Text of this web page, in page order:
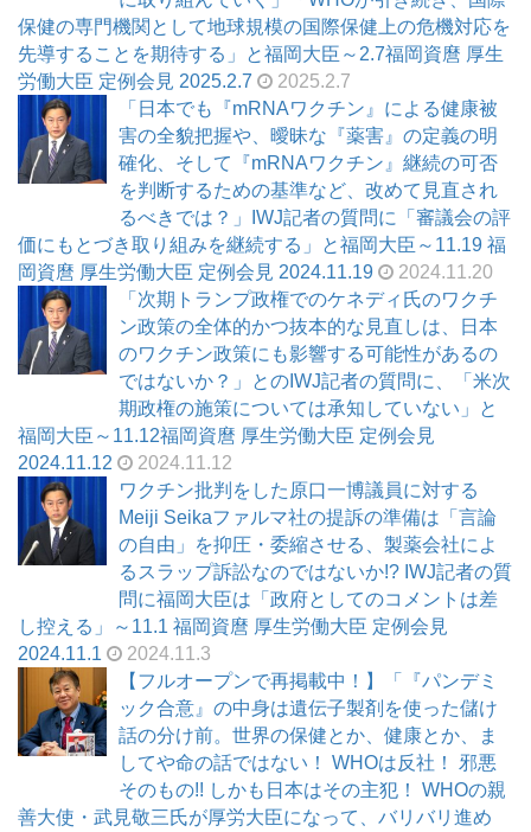
保健の専門機関として地球規模の国際保健上の危機対応を
先導することを期待する」と福岡大臣～2.7福岡資麿 厚生
労働大臣 定例会見 2025.2.7
2025.2.7
「日本でも『mRNAワクチン』による健康被
害の全貌把握や、曖昧な『薬害』の定義の明
確化、そして『mRNAワクチン』継続の可否
を判断するための基準など、改めて見直され
るべきでは？」IWJ記者の質問に「審議会の評
価にもとづき取り組みを継続する」と福岡大臣～11.19 福
岡資麿 厚生労働大臣 定例会見 2024.11.19
2024.11.20
「次期トランプ政権でのケネディ氏のワクチ
ン政策の全体的かつ抜本的な見直しは、日本
のワクチン政策にも影響する可能性があるの
ではないか？」とのIWJ記者の質問に、「米次
期政権の施策については承知していない」と
福岡大臣～11.12福岡資麿 厚生労働大臣 定例会見
2024.11.12
2024.11.12
ワクチン批判をした原口一博議員に対する
Meiji Seikaファルマ社の提訴の準備は「言論
の自由」を抑圧・委縮させる、製薬会社によ
るスラップ訴訟なのではないか!? IWJ記者の質
問に福岡大臣は「政府としてのコメントは差
し控える」～11.1 福岡資麿 厚生労働大臣 定例会見
2024.11.1
2024.11.3
【フルオープンで再掲載中！】「『パンデミ
ック合意』の中身は遺伝子製剤を使った儲け
話の分け前。世界の保健とか、健康とか、ま
してや命の話ではない！ WHOは反社！ 邪悪
そのもの!! しかも日本はその主犯！ WHOの親
善大使・武見敬三氏が厚労大臣になって、バリバリ進め